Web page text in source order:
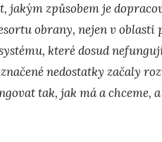
jakým způsobem je
obrany, nejen v oblasti
které dosud
nedostatky začaly
tak, jak má a chceme,